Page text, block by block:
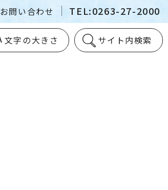
お問い合わせ TEL:0263-27-2000
文字の大きさ サイト内検索